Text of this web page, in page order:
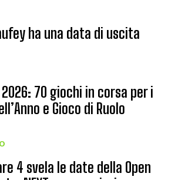
ha una data di uscita
70 giochi in corsa per i
e Gioco di Ruolo
4 svela le date della Open